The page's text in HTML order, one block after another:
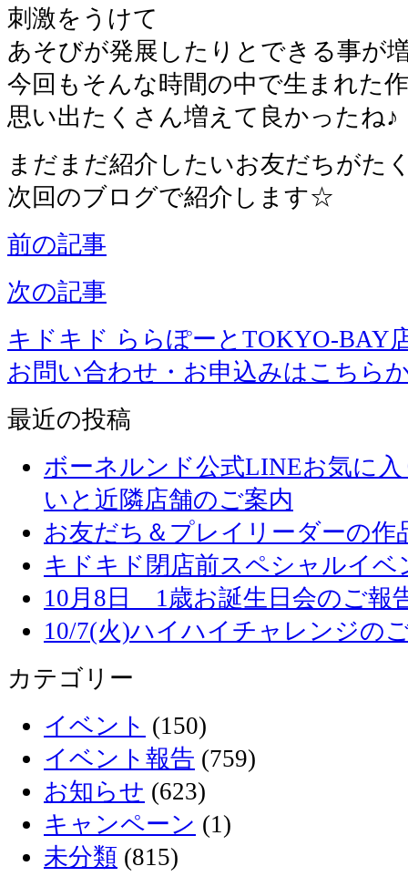
刺激をうけて
あそびが発展したりとできる事が
今回もそんな時間の中で生まれた
思い出たくさん増えて良かったね♪
まだまだ紹介したいお友だちがた
次回のブログで紹介します☆
前の記事
次の記事
キドキド ららぽーとTOKYO-BAY
お問い合わせ・お申込みはこちら
最近の投稿
ボーネルンド公式LINEお気に
いと近隣店舗のご案内
お友だち＆プレイリーダーの作
キドキド閉店前スペシャルイベ
10月8日 1歳お誕生日会のご報
10/7(火)ハイハイチャレンジの
カテゴリー
イベント (150)
イベント報告 (759)
お知らせ (623)
キャンペーン (1)
未分類 (815)